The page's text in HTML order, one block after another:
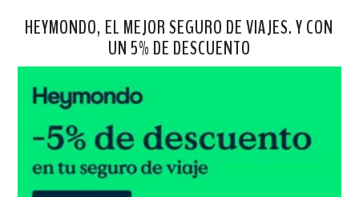
HEYMONDO, EL MEJOR SEGURO DE VIAJES. Y CON
UN 5% DE DESCUENTO